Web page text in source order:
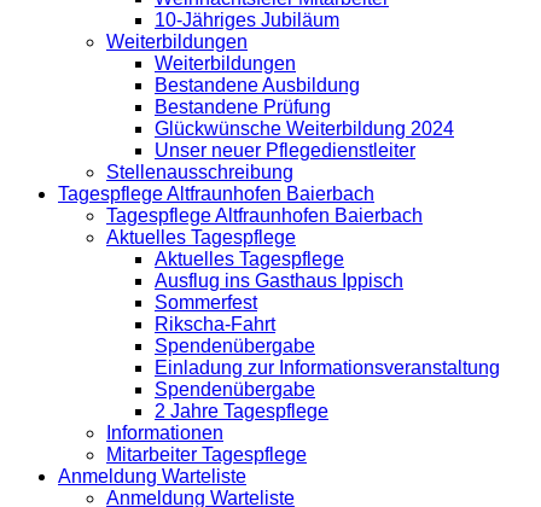
10-Jähriges Jubiläum
Weiterbildungen
Weiterbildungen
Bestandene Ausbildung
Bestandene Prüfung
Glückwünsche Weiterbildung 2024
Unser neuer Pflegedienstleiter
Stellenausschreibung
Tagespflege Altfraunhofen Baierbach
Tagespflege Altfraunhofen Baierbach
Aktuelles Tagespflege
Aktuelles Tagespflege
Ausflug ins Gasthaus Ippisch
Sommerfest
Rikscha-Fahrt
Spendenübergabe
Einladung zur Informationsveranstaltung
Spendenübergabe
2 Jahre Tagespflege
Informationen
Mitarbeiter Tagespflege
Anmeldung Warteliste
Anmeldung Warteliste